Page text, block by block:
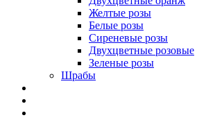
Желтые розы
Белые розы
Сиреневые розы
Двухцветные розовые
Зеленые розы
Шрабы